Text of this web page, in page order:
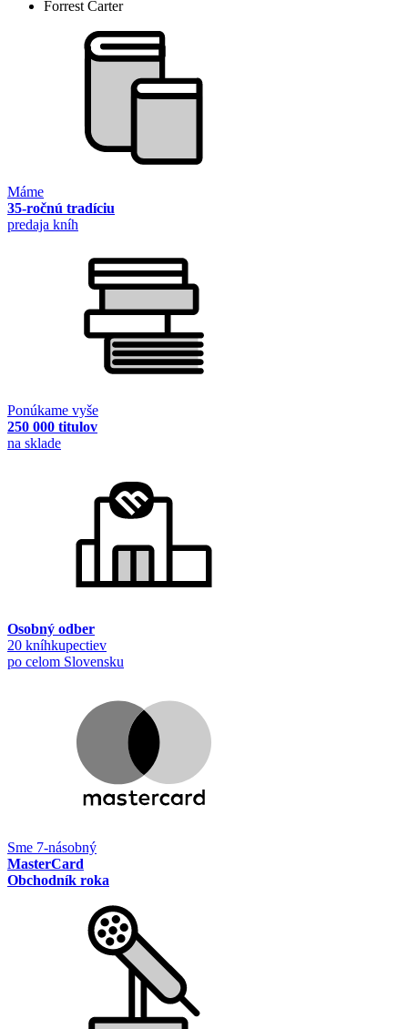
Forrest Carter
Máme
35-ročnú tradíciu
predaja kníh
Ponúkame vyše
250 000 titulov
na sklade
Osobný odber
20 kníhkupectiev
po celom Slovensku
Sme 7-násobný
MasterCard
Obchodník roka